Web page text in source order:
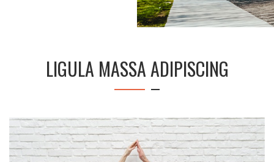
LIGULA MASSA ADIPISCING